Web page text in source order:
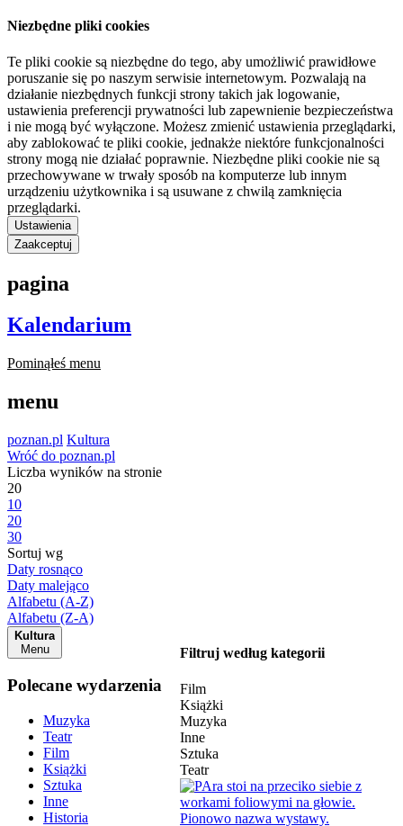
Niezbędne pliki cookies
Te pliki cookie są niezbędne do tego, aby umożliwić prawidłowe
poruszanie się po naszym serwisie internetowym. Pozwalają na
działanie niezbędnych funkcji strony takich jak logowanie,
ustawienia preferencji prywatności lub zapewnienie bezpieczeństwa
i nie mogą być wyłączone. Możesz zmienić ustawienia przeglądarki,
aby zablokować te pliki cookie, jednakże niektóre funkcjonalności
strony mogą nie działać poprawnie. Niezbędne pliki cookie nie są
przechowywane w trwały sposób na komputerze lub innym
urządzeniu użytkownika i są usuwane z chwilą zamknięcia
przeglądarki.
Ustawienia
Zaakceptuj
pagina
Kalendarium
Pominąłeś menu
menu
poznan.pl Kultura
Wróć do poznan.pl
Liczba wyników na stronie
20
10
20
30
Sortuj wg
Daty rosnąco
Daty malejąco
Alfabetu (A-Z)
Alfabetu (Z-A)
Kultura
Menu
Polecane wydarzenia
Muzyka
Teatr
Film
Książki
Sztuka
Inne
Historia
Filtruj według kategorii
Film
Książki
Muzyka
Inne
Sztuka
Teatr